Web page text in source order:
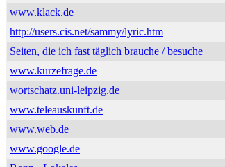
www.klack.de
http://users.cis.net/sammy/lyric.htm
Seiten, die ich fast täglich brauche / besuche
www.kurzefrage.de
wortschatz.uni-leipzig.de
www.teleauskunft.de
www.web.de
www.google.de